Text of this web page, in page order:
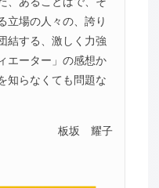
立場の人々の、誇り
結する、激しく力強
エーター」の感想か
知らなくても問題な
板坂 耀子